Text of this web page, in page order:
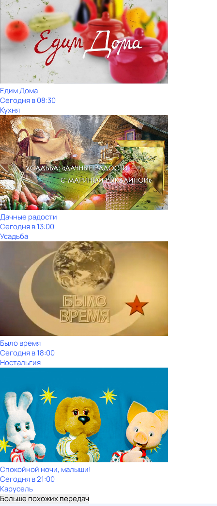
Едим Дома
Сегодня в 08:30
Кухня
Дачные радости
Сегодня в 13:00
Усадьба
Было время
Сегодня в 18:00
Ностальгия
Спокойной ночи, малыши!
Сегодня в 21:00
Карусель
Больше похожих передач